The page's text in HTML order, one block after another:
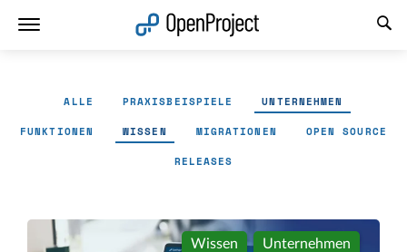
ALLE PRAXISBEISPIELE UNTERNEHMEN
FUNKTIONEN WISSEN MIGRATIONEN OPEN SOURCE
RELEASES
Wissen Unternehmen
Link in neuem Tab öffnen